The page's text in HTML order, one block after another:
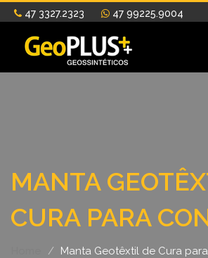
47 3327.2323 47 99225.9004
MANTA
CURA PARA
Manta Geotêxtil de Cura